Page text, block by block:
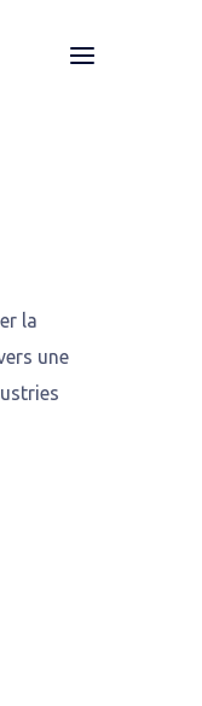
Menu
la
une